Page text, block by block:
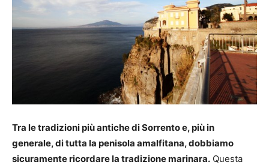
Tra le tradizioni più antiche di Sorrento e, più in
generale, di tutta la penisola amalfitana, dobbiamo
sicuramente ricordare la tradizione marinara. Questa